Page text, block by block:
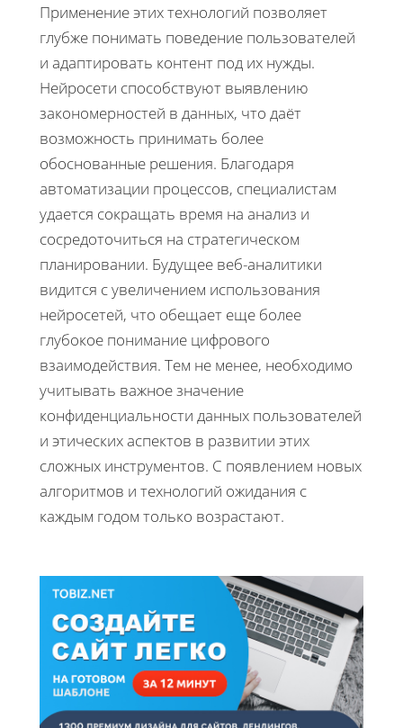
Применение этих технологий позволяет
глубже понимать поведение пользователей
и адаптировать контент под их нужды.
Нейросети способствуют выявлению
закономерностей в данных, что даёт
возможность принимать более
обоснованные решения. Благодаря
автоматизации процессов, специалистам
удается сокращать время на анализ и
сосредоточиться на стратегическом
планировании. Будущее веб-аналитики
видится с увеличением использования
нейросетей, что обещает еще более
глубокое понимание цифрового
взаимодействия. Тем не менее, необходимо
учитывать важное значение
конфиденциальности данных пользователей
и этических аспектов в развитии этих
сложных инструментов. С появлением новых
алгоритмов и технологий ожидания с
каждым годом только возрастают.